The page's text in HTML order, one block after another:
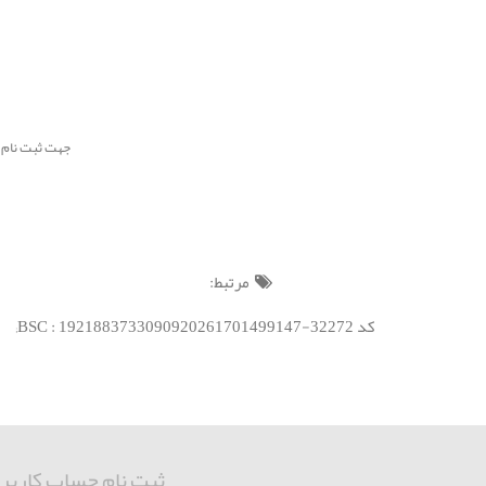
جهت ثبت نام سامانه پیام
مرتبط:
کد BSC : 1921883733090920261701499147-32272;